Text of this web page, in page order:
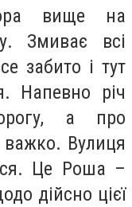
вище на
Змиває всі
забито і тут
Напевно річ
а про
важко. Вулиця
Це Роша –
дійсно цієї